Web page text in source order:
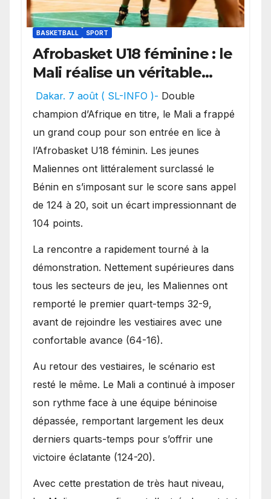
BASKETBALL SPORT
Afrobasket U18 féminine : le
Mali réalise un véritable
festival offensif et inflige
une lourde défaite au
Bénin.
Dakar. 7 août ( SL-INFO )- Double
champion d’Afrique en titre, le Mali a frappé
un grand coup pour son entrée en lice à
l’Afrobasket U18 féminin. Les jeunes
Maliennes ont littéralement surclassé le
Bénin en s’imposant sur le score sans appel
de 124 à 20, soit un écart impressionnant de
104 points.
La rencontre a rapidement tourné à la
démonstration. Nettement supérieures dans
tous les secteurs de jeu, les Maliennes ont
remporté le premier quart-temps 32-9,
avant de rejoindre les vestiaires avec une
confortable avance (64-16).
Au retour des vestiaires, le scénario est
resté le même. Le Mali a continué à imposer
son rythme face à une équipe béninoise
dépassée, remportant largement les deux
derniers quarts-temps pour s’offrir une
victoire éclatante (124-20).
Avec cette prestation de très haut niveau,